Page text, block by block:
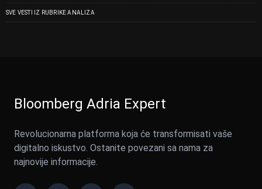
SVE VESTI IZ RUBRIKE ANALIZA
Bloomberg Adria Expert
Revolucionarna platforma koja će transformisati vaše
digitalno iskustvo. Ostanite povezani sa nama za
najnovije informacije.